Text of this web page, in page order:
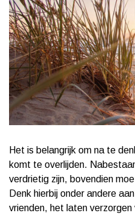
Het is belangrijk om na te
komt te overlijden.
verdrietig zijn, bovendien
Denk hierbij onder andere
vrienden, het laten